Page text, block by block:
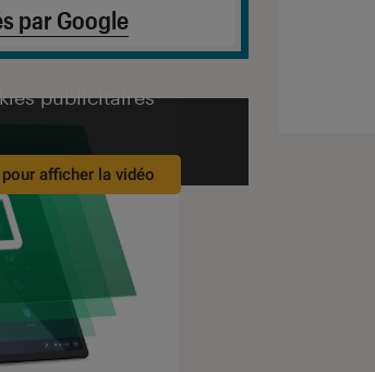
par Google
publicitaires
afficher la vidéo